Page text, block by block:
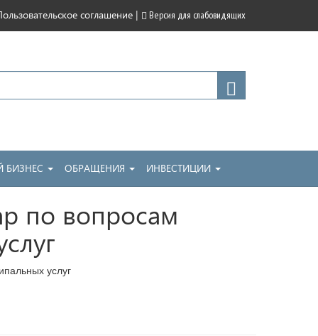
соглашение | Версия для слабовидящих
БИЗНЕС ОБРАЩЕНИЯ ИНВЕСТИЦИИ
по вопросам
услуг